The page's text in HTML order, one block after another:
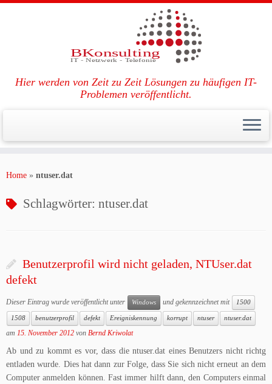
Inhalt
Hier werden von Zeit zu Zeit Lösungen zu häufigen IT-
Problemen veröffentlicht.
Home » ntuser.dat
Schlagwörter: ntuser.dat
Benutzerprofil wird nicht geladen, NTUser.dat
defekt
Dieser Eintrag wurde veröffentlicht unter Windows und gekennzeichnet mit 1500
1508 benutzerprofil defekt Ereigniskennung korrupt ntuser ntuser.dat
am 15. November 2012 von Bernd Kriwolat
Ab und zu kommt es vor, dass die ntuser.dat eines Benutzers nicht richtg
entladen wurde. Dies hat dann zur Folge, dass Sie sich nicht erneut an dem
Computer anmelden können. Fast immer hilft dann, den Computers einmal